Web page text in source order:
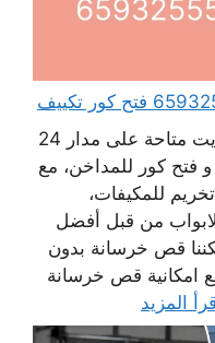
خدمات شركة قص خرسانة الكويت متاحة على مدار 24
فتح كور للمداخن، مع
للمكيفات،
من قبل أفضل
قص خرسانة بدون
امكانية قص خرسانة
المزيد